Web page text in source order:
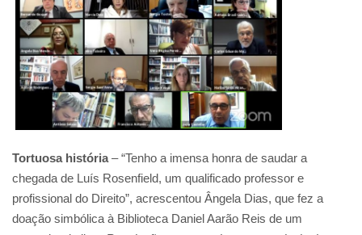
Tortuosa história– “Tenho a imensa honra de saudar a
chegada de Luís Rosenfield, um qualificado professor e
profissional do Direito”, acrescentou Ângela Dias, que fez a
doação simbólica à Biblioteca Daniel Aarão Reis de um